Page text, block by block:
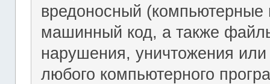
вредоносный
машинный код, а также
нарушения, уничтожения
любого компьютерного